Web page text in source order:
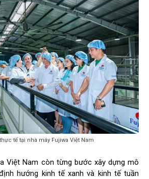
tế tại nhà máy Fujiwa Việt Nam
Việt Nam còn từng bước xây dựng mô
hướng kinh tế xanh và kinh tế tuần